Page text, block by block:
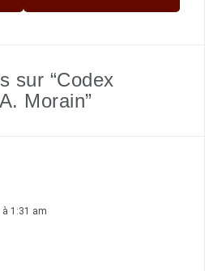
sur “Codex
Morain”
à 1:31 am